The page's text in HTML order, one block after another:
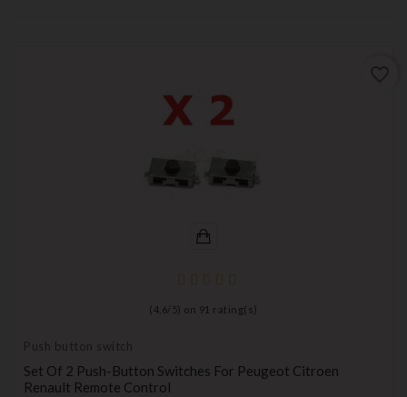
( 4,6/ 5) on 91 rating(s)
Push button switch
Set Of 2 Push-Button Switches For Peugeot Citroen
Renault Remote Control